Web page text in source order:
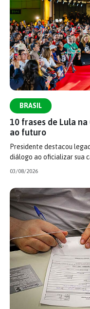
BRASIL
10 frases de Lula
ao futuro
Presidente destacou
diálogo ao oficializar sua
03/08/2026